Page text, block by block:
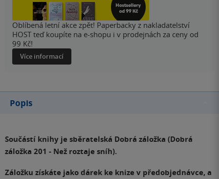
Oblíbená letní akce zpět! Paperbacky z nakladatelství
HOST teď koupíte na e-shopu i v prodejnách za ceny od
99 Kč!
Více informací
Popis
Součástí knihy je sběratelská Dobrá záložka (Dobrá
záložka 201 - Než roztaje sníh).
Záložku získáte jako dárek ke knize v předobjednávce, a